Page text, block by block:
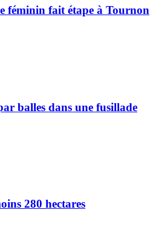
féminin fait étape à Tournon
balles dans une fusillade
280 hectares